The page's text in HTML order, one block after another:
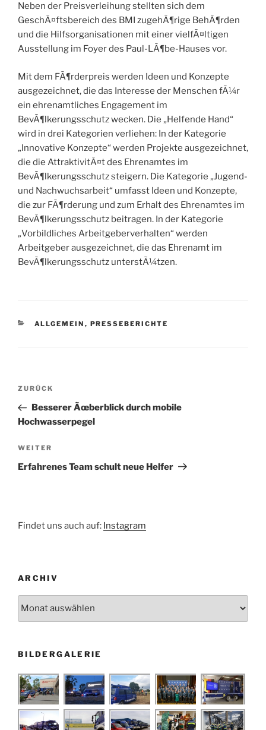
Neben der Preisverleihung stellten sich dem
GeschÃ¤ftsbereich des BMI zugehÃ¶rige BehÃ¶rden
und die Hilfsorganisationen mit einer vielfÃ¤ltigen
Ausstellung im Foyer des Paul-LÃ¶be-Hauses vor.
Mit dem FÃ¶rderpreis werden Ideen und Konzepte
ausgezeichnet, die das Interesse der Menschen fÃ¼r
ein ehrenamtliches Engagement im
BevÃ¶lkerungsschutz wecken. Die „Helfende Hand“
wird in drei Kategorien verliehen: In der Kategorie
„Innovative Konzepte“ werden Projekte ausgezeichnet,
die die AttraktivitÃ¤t des Ehrenamtes im
BevÃ¶lkerungsschutz steigern. Die Kategorie „Jugend-
und Nachwuchsarbeit“ umfasst Ideen und Konzepte,
die zur FÃ¶rderung und zum Erhalt des Ehrenamtes im
BevÃ¶lkerungsschutz beitragen. In der Kategorie
„Vorbildliches Arbeitgeberverhalten“ werden
Arbeitgeber ausgezeichnet, die das Ehrenamt im
BevÃ¶lkerungsschutz unterstÃ¼tzen.
KATEGORIEN
ALLGEMEIN , PRESSEBERICHTE
Beitragsnavigation
Vorheriger
Beitrag
ZURÜCK
Besserer Ãœberblick durch mobile
Hochwasserpegel
Nächster
Beitrag
WEITER
Erfahrenes Team schult neue Helfer
Findet uns auch auf: Instagram
ARCHIV
BILDERGALERIE